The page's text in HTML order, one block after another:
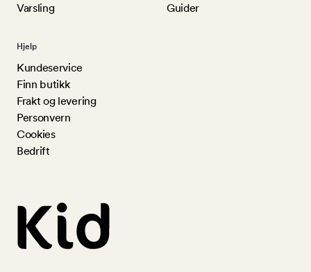
Varsling
Guider
Hjelp
Kundeservice
Finn butikk
Frakt og levering
Personvern
Cookies
Bedrift